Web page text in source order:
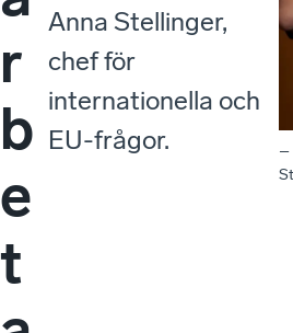
r
b
e
t
Anna Stellinger,
chef för
internationella och
EU-frågor.
–